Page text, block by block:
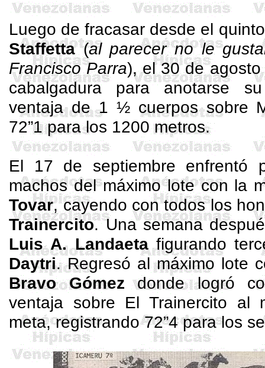
Luego de fracasar desde el
Staffetta(al parecer no le
Francisco Parra), el 30 de agosto
cabalgadura para anotarse
ventaja de 1 ½ cuerpos sobre
72”1 para los 1200 metros.
El 17 de septiembre enfrentó
machos del máximo lote con la
Tovar, cayendo con todos los
Trainercito. Una semana
Luis A. Landaetafigurando
Daytri. Regresó al máximo lote
Bravo Gómez donde logró
ventaja sobre El Trainercito al
meta, registrando 72”4 para los